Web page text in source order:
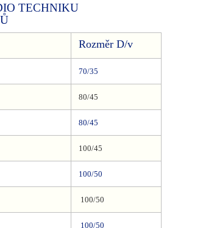
TECHNIKU
Rozměr D/v
70/35
80/45
80/45
100/45
100/50
100/50
100/50